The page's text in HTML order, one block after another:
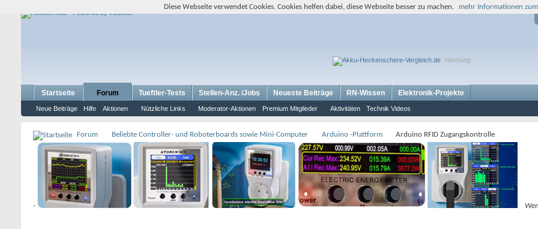
Werbung
Startseite Forum
Neue Beiträge Hilfe Aktionen Nützliche Links Moderator-Aktionen Premium Mitglieder Aktivitäten Technik Videos
Tueftler-Tests Stellen-Anz. /Jobs Neueste Beiträge RN-Wissen Elektronik-Projekte
Forum Beliebte Controller- und Roboterboards sowie Mini-Computer Arduino -Plattform Arduino RFID Zugangskontrolle
-
Diese Webseite verwendet Cookies. Cookies helfen dabei, diese Webseite besser zu machen. mehr Informationen